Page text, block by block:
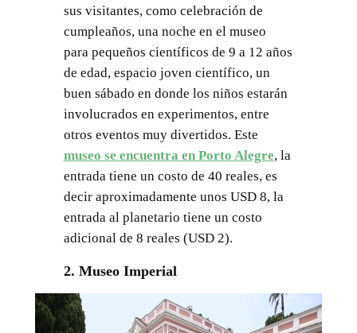
sus visitantes, como celebración de
cumpleaños, una noche en el museo
para pequeños científicos de 9 a 12 años
de edad, espacio joven científico, un
buen sábado en donde los niños estarán
involucrados en experimentos, entre
otros eventos muy divertidos. Este
museo se encuentra en Porto Alegre, la
entrada tiene un costo de 40 reales, es
decir aproximadamente unos USD 8, la
entrada al planetario tiene un costo
adicional de 8 reales (USD 2).
2. Museo Imperial